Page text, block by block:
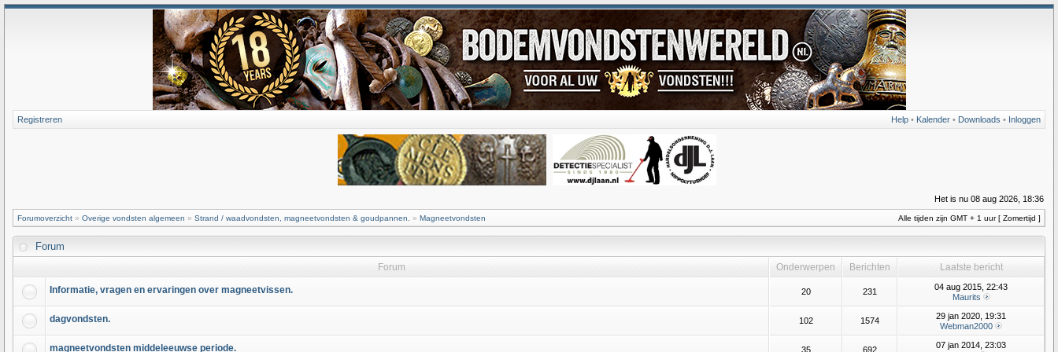
Help • Kalender • Downloads • Inloggen
Registreren
Het is nu 08 aug 2026, 18:36
Forumoverzicht » Overige vondsten algemeen » Strand / waadvondsten, magneetvondsten & goudpannen. » Magneetvondsten Alle tijden zijn GMT + 1 uur [ Zomertijd ]
Forum
Forum Onderwerpen Berichten Laatste bericht
Informatie, vragen en ervaringen over magneetvissen. 20 231
04 aug 2015, 22:43
Maurits
dagvondsten. 102 1574
29 jan 2020, 19:31
Webman2000
magneetvondsten middeleeuwse periode. 35 692
07 jan 2014, 23:03